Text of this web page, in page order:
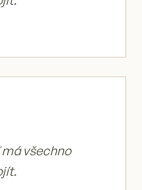
všechno